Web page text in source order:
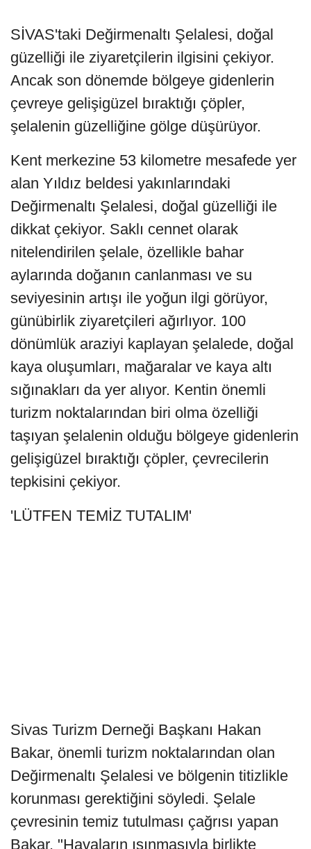
SİVAS'taki Değirmenaltı Şelalesi, doğal
güzelliği ile ziyaretçilerin ilgisini çekiyor.
Ancak son dönemde bölgeye gidenlerin
çevreye gelişigüzel bıraktığı çöpler,
şelalenin güzelliğine gölge düşürüyor.
Kent merkezine 53 kilometre mesafede yer
alan Yıldız beldesi yakınlarındaki
Değirmenaltı Şelalesi, doğal güzelliği ile
dikkat çekiyor. Saklı cennet olarak
nitelendirilen şelale, özellikle bahar
aylarında doğanın canlanması ve su
seviyesinin artışı ile yoğun ilgi görüyor,
günübirlik ziyaretçileri ağırlıyor. 100
dönümlük araziyi kaplayan şelalede, doğal
kaya oluşumları, mağaralar ve kaya altı
sığınakları da yer alıyor. Kentin önemli
turizm noktalarından biri olma özelliği
taşıyan şelalenin olduğu bölgeye gidenlerin
gelişigüzel bıraktığı çöpler, çevrecilerin
tepkisini çekiyor.
'LÜTFEN TEMİZ TUTALIM'
Sivas Turizm Derneği Başkanı Hakan
Bakar, önemli turizm noktalarından olan
Değirmenaltı Şelalesi ve bölgenin titizlikle
korunması gerektiğini söyledi. Şelale
çevresinin temiz tutulması çağrısı yapan
Bakar, "Havaların ısınmasıyla birlikte